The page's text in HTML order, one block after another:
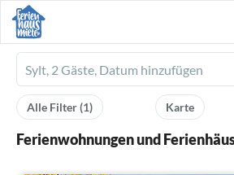
Ferienhausmiete
logo
Karte
Alle Filter(1)
Ferienwohnungen und